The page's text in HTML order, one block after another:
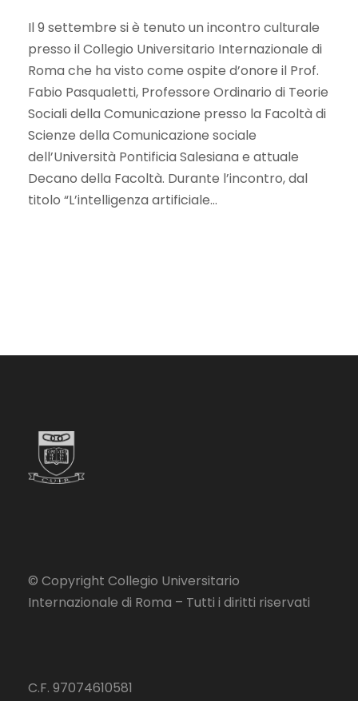
Il 9 settembre si è tenuto un incontro culturale
presso il Collegio Universitario Internazionale di
Roma che ha visto come ospite d’onore il Prof.
Fabio Pasqualetti, Professore Ordinario di Teorie
Sociali della Comunicazione presso la Facoltà di
Scienze della Comunicazione sociale
dell’Università Pontificia Salesiana e attuale
Decano della Facoltà. Durante l’incontro, dal
titolo “L’intelligenza artificiale...
© Copyright Collegio Universitario
Internazionale di Roma – Tutti i diritti riservati
C.F. 97074610581